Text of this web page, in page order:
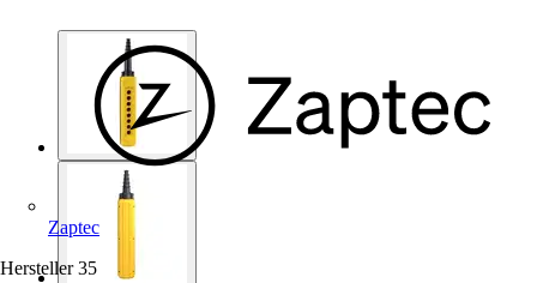
Zaptec
Hersteller 35